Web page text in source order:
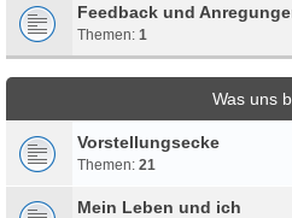
Feedback und
Themen: 1
Was uns
Vorstellungsecke
Themen: 21
Mein Leben und ich